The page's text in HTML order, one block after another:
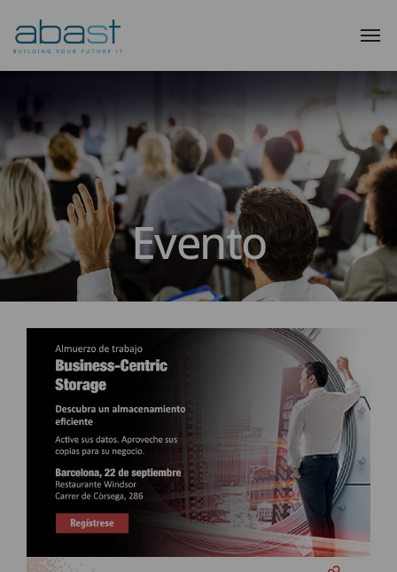
Evento